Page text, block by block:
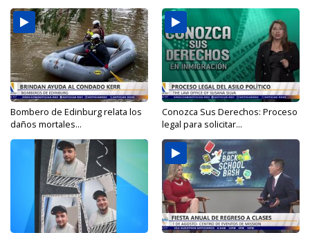
Bombero de Edinburg relata los
daños mortales...
Conozca Sus Derechos: Proceso
legal para solicitar...